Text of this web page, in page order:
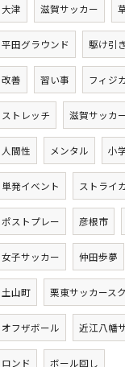
大津 滋賀サッカー
平田グラウンド 駆け引き
改善 習い事 フィジ
ストレッチ 滋賀サッカ
人間性 メンタル 小
単発イベント ストライ
ポストプレー 彦根市
女子サッカー 仲田歩夢
土山町 栗東サッカース
オフザボール 近江八幡
ロンド ボール回し